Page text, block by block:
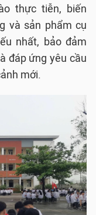
thực tiễn, biến
và sản phẩm cụ
nhất, bảo đảm
đáp ứng yêu cầu
mới.